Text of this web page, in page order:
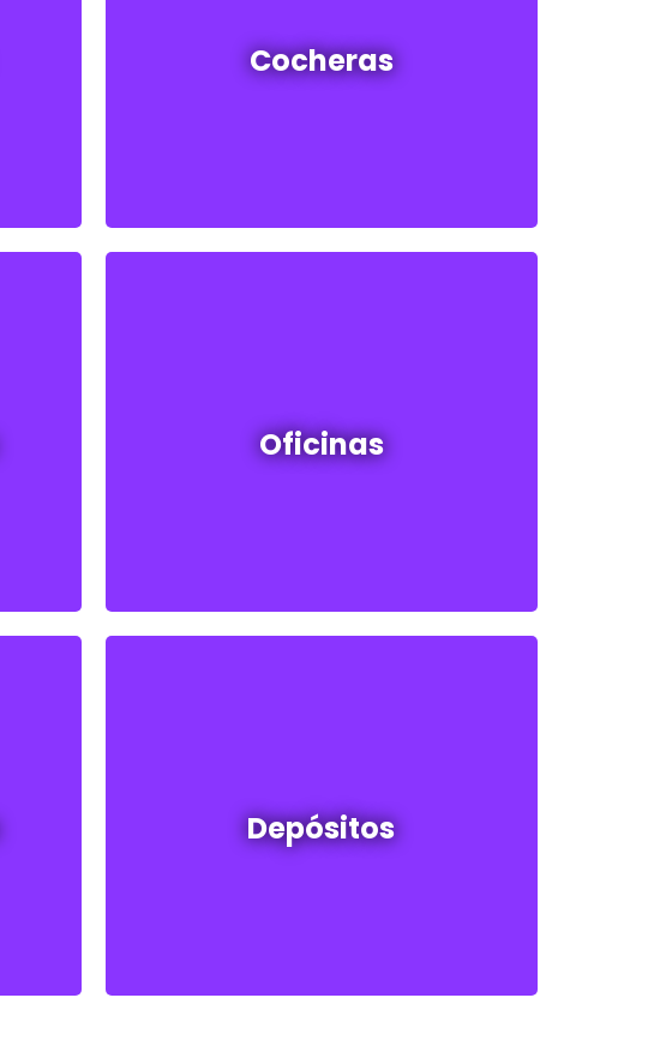
Cocheras
Oficinas
Depósitos